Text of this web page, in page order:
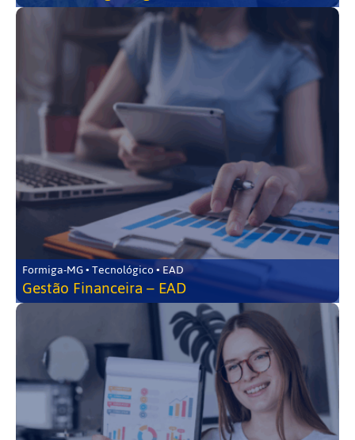
Formiga-MG • Tecnológico • EAD
Gestão Financeira – EAD